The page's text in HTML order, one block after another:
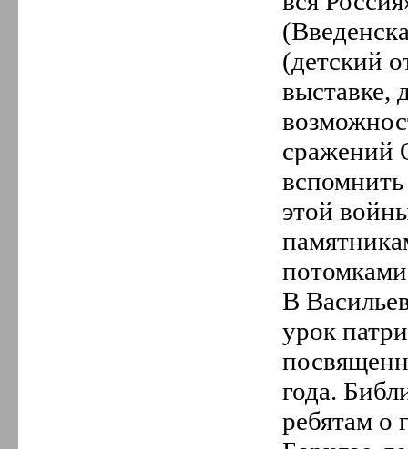
(детский
выставке,
сражений
этой
В
урок
года.
ребятам о